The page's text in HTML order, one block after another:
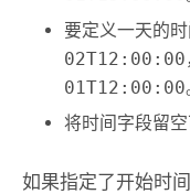
要定义一天的
02T12:00:00
01T12:00:00
将时间字段留空
如果指定了开始时